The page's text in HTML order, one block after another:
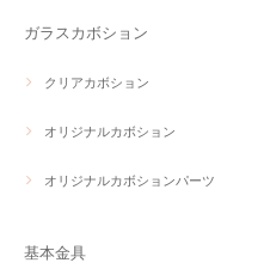
ガラスカボション
クリアカボション
オリジナルカボション
オリジナルカボションパーツ
基本金具